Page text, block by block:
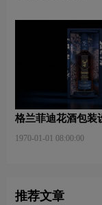
格兰菲迪花酒包装
1970-01-01 08:00:00
推荐文章